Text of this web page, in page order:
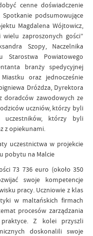
cenne doświadczenie
podsumowujące
Magdalena Wójtowicz,
zaproszonych gości”
Szopy, Naczelnika
Starostwa Powiatowego
branży spedycyjnej
oraz jednocześnie
Dróżdza, Dyrektora
doradców zawodowych ze
uczniów, którzy byli
uczestników, którzy byli
z opiekunami.
uczestnictwa w projekcie
pobytu na Malcie
73 736 euro (około 350
swoje kompetencje
pracy. Uczniowie z klas
w maltańskich firmach
procesów zarządzania
Z kolei przyszli
doskonalili swoje